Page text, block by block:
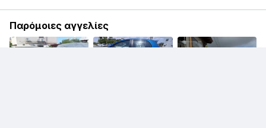
Παρόμοιες αγγελίες